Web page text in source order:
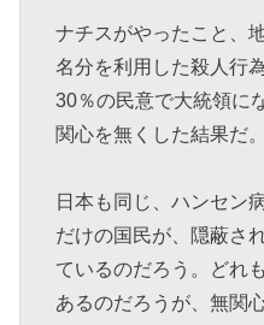
ナチスがやったこと、
名分を利用した殺人行
30％の民意で大統領に
関心を無くした結果だ。
日本も同じ、ハンセン
だけの国民が、隠蔽さ
ているのだろう。どれ
あるのだろうが、無関